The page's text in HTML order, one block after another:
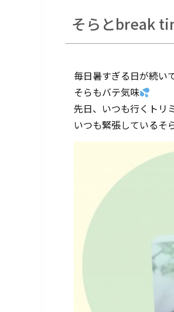
そらとbreak
毎日暑すぎる日が続い
そらもバテ気味
先日、いつも行くトリ
いつも緊張しているそ